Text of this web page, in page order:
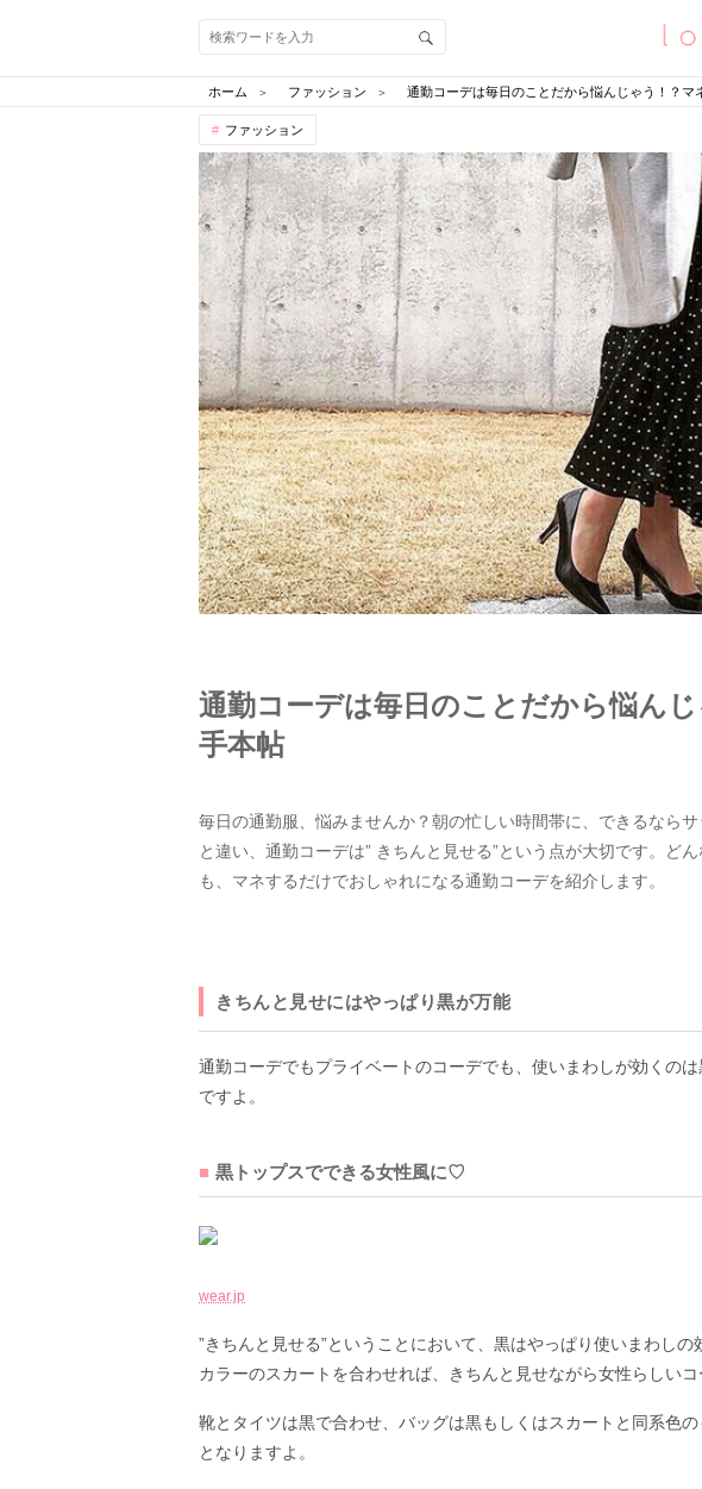
ホーム ファッション 通勤コーデは毎日のことだから悩んじゃう！？マ
ファッション
通勤コーデは毎日のことだから悩ん
手本帖
毎日の通勤服、悩みませんか？朝の忙しい時間帯に、できるなら
と違い、通勤コーデは” きちんと見せる”という点が大切です。ど
も、マネするだけでおしゃれになる通勤コーデを紹介します。
きちんと見せにはやっぱり黒が万能
通勤コーデでもプライベートのコーデでも、使いまわしが効くの
ですよ。
黒トップスでできる女性風に♡
wear.jp
”きちんと見せる”ということにおいて、黒はやっぱり使いまわし
カラーのスカートを合わせれば、きちんと見せながら女性らしいコ
靴とタイツは黒で合わせ、バッグは黒もしくはスカートと同系色
となりますよ。